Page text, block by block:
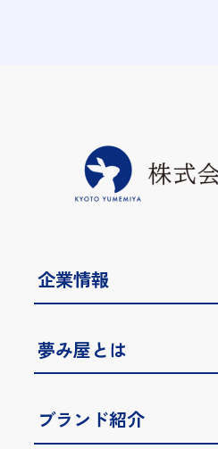
企業情報
夢み屋とは
ブランド紹介